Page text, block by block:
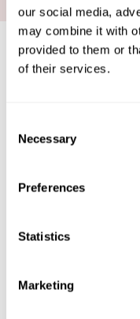
our social media,
may combine it with
provided to them or
of their services.
Selection
Necessary
Preferences
Statistics
Marketing
DATA-
your coffee
Watch the